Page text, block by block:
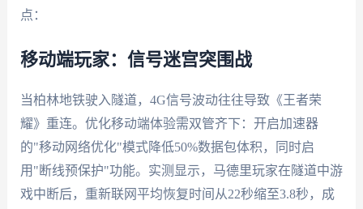
点：
移动端玩家：信号迷宫突围战
当柏林地铁驶入隧道，4G信号波动往往导致《王者荣
耀》重连。优化移动端体验需双管齐下：开启加速器
的"移动网络优化"模式降低50%数据包体积，同时启
用"断线预保护"功能。实测显示，马德里玩家在隧道中游
戏中断后，重新联网平均恢复时间从22秒缩至3.8秒，成